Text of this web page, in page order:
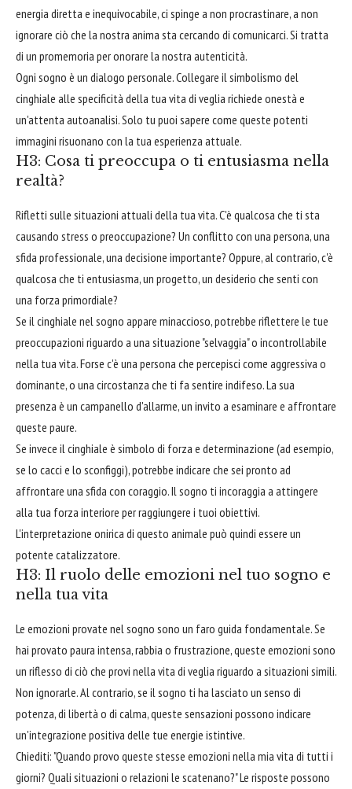
energia diretta e inequivocabile, ci spinge a non procrastinare, a non
ignorare ciò che la nostra anima sta cercando di comunicarci. Si tratta
di un promemoria per onorare la nostra autenticità.
Ogni sogno è un dialogo personale. Collegare il simbolismo del
cinghiale alle specificità della tua vita di veglia richiede onestà e
un'attenta autoanalisi. Solo tu puoi sapere come queste potenti
immagini risuonano con la tua esperienza attuale.
H3: Cosa ti preoccupa o ti entusiasma nella
realtà?
Rifletti sulle situazioni attuali della tua vita. C'è qualcosa che ti sta
causando stress o preoccupazione? Un conflitto con una persona, una
sfida professionale, una decisione importante? Oppure, al contrario, c'è
qualcosa che ti entusiasma, un progetto, un desiderio che senti con
una forza primordiale?
Se il cinghiale nel sogno appare minaccioso, potrebbe riflettere le tue
preoccupazioni riguardo a una situazione "selvaggia" o incontrollabile
nella tua vita. Forse c'è una persona che percepisci come aggressiva o
dominante, o una circostanza che ti fa sentire indifeso. La sua
presenza è un campanello d'allarme, un invito a esaminare e affrontare
queste paure.
Se invece il cinghiale è simbolo di forza e determinazione (ad esempio,
se lo cacci e lo sconfiggi), potrebbe indicare che sei pronto ad
affrontare una sfida con coraggio. Il sogno ti incoraggia a attingere
alla tua forza interiore per raggiungere i tuoi obiettivi.
L'interpretazione onirica di questo animale può quindi essere un
potente catalizzatore.
H3: Il ruolo delle emozioni nel tuo sogno e
nella tua vita
Le emozioni provate nel sogno sono un faro guida fondamentale. Se
hai provato paura intensa, rabbia o frustrazione, queste emozioni sono
un riflesso di ciò che provi nella vita di veglia riguardo a situazioni simili.
Non ignorarle. Al contrario, se il sogno ti ha lasciato un senso di
potenza, di libertà o di calma, queste sensazioni possono indicare
un'integrazione positiva delle tue energie istintive.
Chiediti: "Quando provo queste stesse emozioni nella mia vita di tutti i
giorni? Quali situazioni o relazioni le scatenano?" Le risposte possono